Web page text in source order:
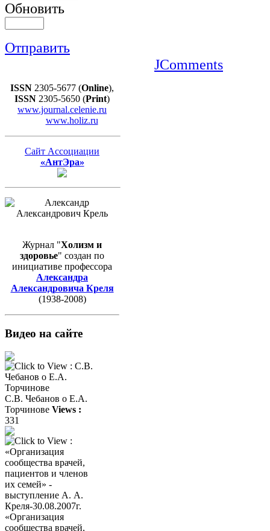
Обновить
Отправить
JComments
ISSN 2305-5677 (Online),
ISSN 2305-5650 (Print)
www.journal.celenie.ru
www.holiz.ru
Сайт Ассоциации
«АнтЭра»
Журнал "Холизм и
здоровье" создан по
инициативе профессора
Александра
Александровича Креля
(1938-2008)
Видео на сайте
С.В. Чебанов о Е.А.
Торчинове Views :
331
«Организация
сообщества врачей,